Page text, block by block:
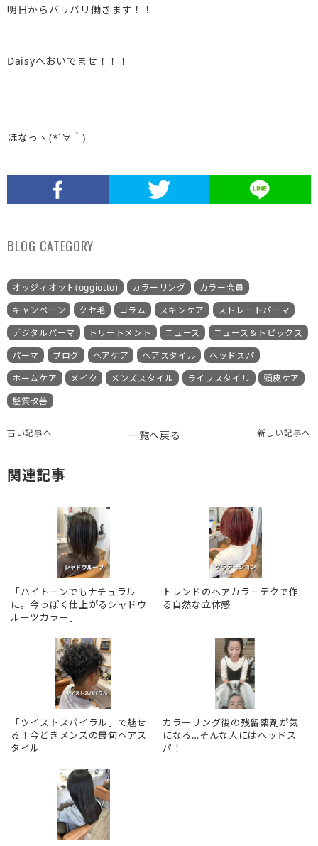
明日からバリバリ働きます！！
Daisyへおいでませ！！！
ほなっヽ(*´∀｀)
BLOG CATEGORY
オッジィオット(oggiotto) カラーリング
カラー会員
キャンペーン
クセ毛 コラム スキンケア
ストレートパーマ
デジタルパーマ
トリートメント ニュース
ニュース＆トピックス
パーマ
ブログ ヘアケア ヘアスタイル
ヘッドスパ
ホームケア
メイク メンズスタイル ライフスタイル
頭皮ケア
髪質改善
古い記事へ 一覧へ戻る 新しい記事へ
関連記事
「ハイトーンでもナチュラル
に。今っぽく仕上がるシャドウ
ルーツカラー」
トレンドのヘアカラーテクで作
る自然な立体感
「ツイストスパイラル」で魅せ
る！今どきメンズの最旬ヘアス
タイル
カラーリング後の残留薬剤が気
になる…そんな人にはヘッドス
パ！